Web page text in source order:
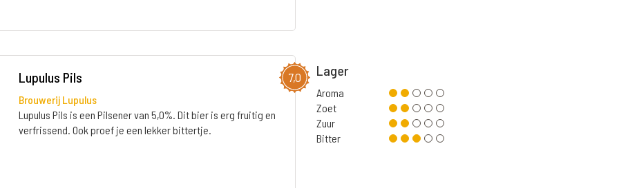
7,0
Lupulus Pils
Brouwerij Lupulus
Lupulus Pils is een Pilsener van 5,0%. Dit bier is erg fruitig en
verfrissend. Ook proef je een lekker bittertje.
Lager
Aroma
Zoet
Zuur
Bitter